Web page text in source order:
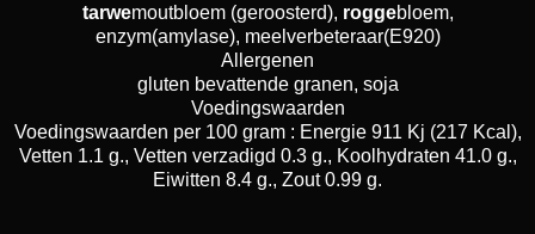
tarwemoutbloem (geroosterd), roggebloem,
enzym(amylase), meelverbeteraar(E920)
Allergenen
gluten bevattende granen, soja
Voedingswaarden
Voedingswaarden per 100 gram : Energie 911 Kj (217 Kcal),
Vetten 1.1 g., Vetten verzadigd 0.3 g., Koolhydraten 41.0 g.,
Eiwitten 8.4 g., Zout 0.99 g.